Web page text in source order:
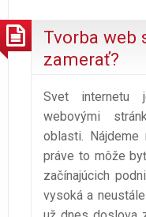
Tvorba web
zamerať?
Svet internetu
webovými
oblasti.
práve to môže
začínajúcich
vysoká a